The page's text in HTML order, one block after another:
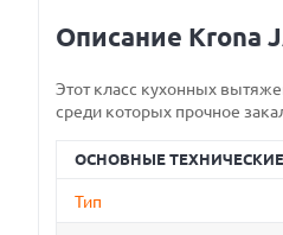
Описание Krona
Этот класс кухонных
среди которых прочное
ОСНОВНЫЕ
Тип